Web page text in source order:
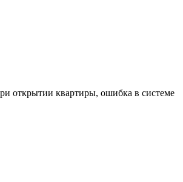
открытии квартиры, ошибка в системе